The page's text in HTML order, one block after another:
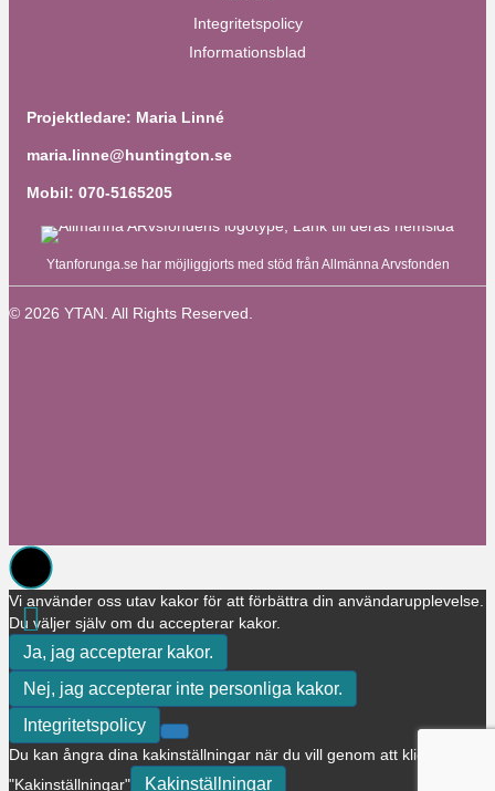
Integritetspolicy
Informationsblad
Projektledare: Maria Linné
maria.linne@huntington.se
Mobil: 070-5165205
Ytanforunga.se har möjliggjorts med stöd från Allmänna Arvsfonden
© 2026 YTAN. All Rights Reserved.
Vi använder oss utav kakor för att förbättra din användarupplevelse.
Du väljer själv om du accepterar kakor.
Ja, jag accepterar kakor.
Nej, jag accepterar inte personliga kakor.
Integritetspolicy
Du kan ångra dina kakinställningar när du vill genom att klicka på
"Kakinställningar"
Kakinställningar